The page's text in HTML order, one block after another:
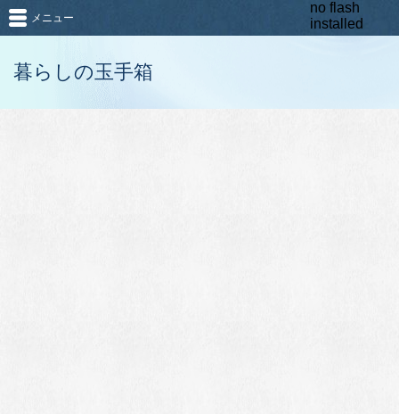
暮らしの玉手箱
メニュー
no flash
installed